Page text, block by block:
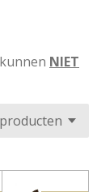
NIET